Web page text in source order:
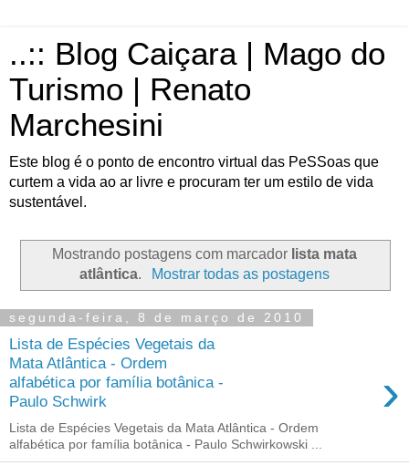
..:: Blog Caiçara | Mago do
Turismo | Renato
Marchesini
Este blog é o ponto de encontro virtual das PeSSoas que
curtem a vida ao ar livre e procuram ter um estilo de vida
sustentável.
Mostrando postagens com marcador lista mata
atlântica. Mostrar todas as postagens
segunda-feira, 8 de março de 2010
Lista de Espécies Vegetais da
Mata Atlântica - Ordem
alfabética por família botânica -
Paulo Schwirk
›
Lista de Espécies Vegetais da Mata Atlântica - Ordem
alfabética por família botânica - Paulo Schwirkowski ...